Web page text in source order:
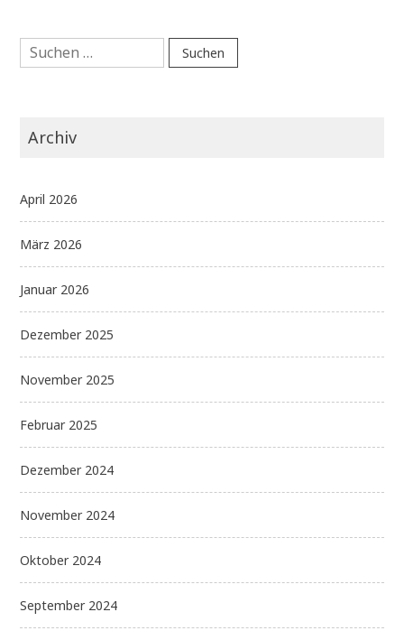
Suchen
nach:
Archiv
April 2026
März 2026
Januar 2026
Dezember 2025
November 2025
Februar 2025
Dezember 2024
November 2024
Oktober 2024
September 2024